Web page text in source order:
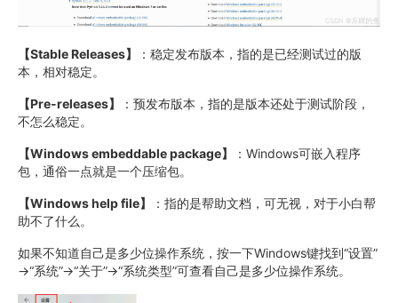
【Stable Releases】
：稳定发布版本，指的是已经测试过的版
本，相对稳定。
【Pre-releases】
：预发布版本，指的是版本还处于测试阶段，
不怎么稳定。
【Windows embeddable package】
：Windows可嵌入程序
包，通俗一点就是一个压缩包。
【Windows help file】
：指的是帮助文档，可无视，对于小白帮
助不了什么。
如果不知道自己是多少位操作系统，按一下Windows键找到“设置”
→“系统”→“关于”→“系统类型”可查看自己是多少位操作系统。